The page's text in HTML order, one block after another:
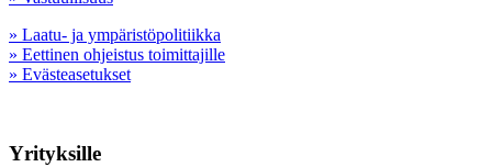
» Laatu- ja ympäristöpolitiikka
» Eettinen ohjeistus toimittajille
» Evästeasetukset
Yrityksille